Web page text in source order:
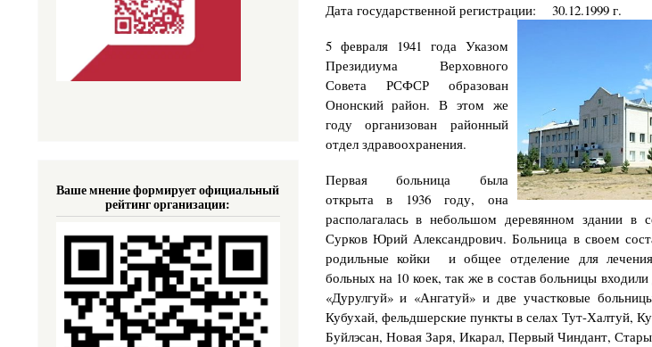
Дата государственной регистрации: 30.12.1999 г.
5 февраля 1941 года Указом
Президиума Верховного
Совета РСФСР образован
Ононский район. В этом же
году организован районный
отдел здравоохранения.
Первая больница была
открыта в 1936 году, она
располагалась в небольшом деревянном здании в
Сурков Юрий Александрович. Больница в своем
родильные койки и общее отделение для лечения
больных на 10 коек, так же в состав больницы
«Дурулгуй» и «Ангатуй» и две участковые
Кубухай, фельдшерские пункты в селах Тут-Халтуй,
Буйлэсан, Новая Заря, Икарал, Первый Чиндант,
Ваше мнение формирует официальный
рейтинг организации: